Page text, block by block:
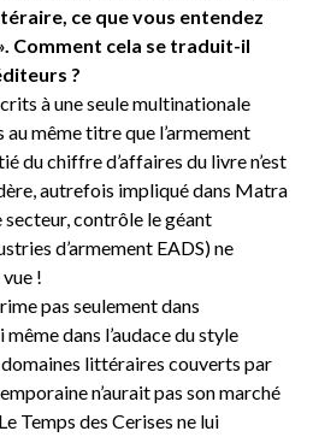
ce que vous entendez
Comment cela se traduit-il
?
à une seule multinationale
au même titre que l’armement
du chiffre d’affaires du livre n’est
autrefois impliqué dans Matra
contrôle le géant
d’armement EADS) ne
!
pas seulement dans
dans l’audace du style
littéraires couverts par
n’aurait pas son marché
Temps des Cerises ne lui